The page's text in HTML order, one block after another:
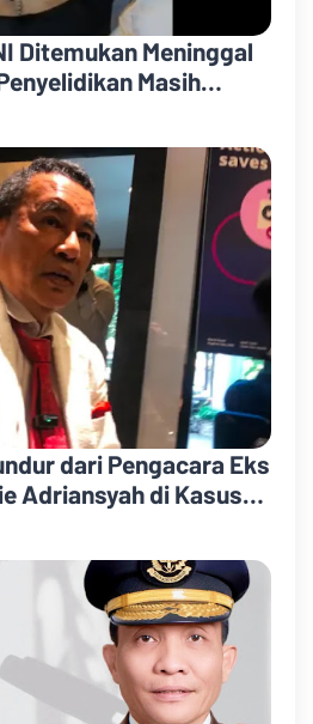
Ditemukan Meninggal
Masih
dari Pengacara Eks
Adriansyah di Kasus